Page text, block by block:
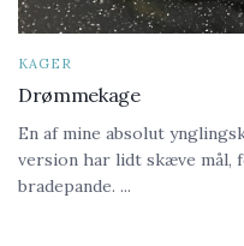
KAGER
Drømmekage
En af mine absolut
version har lidt skæve mål,
bradepande. ...